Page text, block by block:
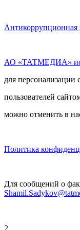
Антикоррупционная
АО «ТАТМЕДИА»
для персонализации
пользователей
можно отменить в
Политика
Для сообщений о
2